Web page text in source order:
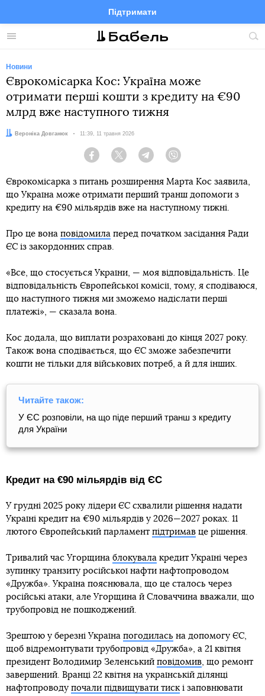
Меню
Підтримати
FacebookTelegramTwitter
Новини
Єврокомісарка Кос: Україна може
отримати перші кошти з кредиту на €90
млрд вже наступного тижня
Автор:Вероніка Довганюк Дата:
11:39, 11 травня 2026
Facebook Twitter Telegram
Єврокомісарка з питань розширення Марта Кос заявила,
що Україна може отримати перший транш допомоги з
кредиту на €90 мільярдів вже на наступному тижні.
Про це вона повідомила перед початком засідання Ради
ЄС із закордонних справ.
«Все, що стосується України, — моя відповідальність. Це
відповідальність Європейської комісії, тому, я сподіваюся,
що наступного тижня ми зможемо надіслати перші
платежі», — сказала вона.
Кос додала, що виплати розраховані до кінця 2027 року.
Також вона сподівається, що ЄС зможе забезпечити
кошти не тільки для військових потреб, а й для інших.
Читайте також:
У ЄС розповіли, на що піде перший транш з кредиту
для України
Кредит на €90 мільярдів від ЄС
У грудні 2025 року лідери ЄС схвалили рішення надати
Україні кредит на €90 мільярдів у 2026—2027 роках. 11
лютого Європейський парламент підтримав це рішення.
Тривалий час Угорщина блокувала кредит Україні через
зупинку транзиту російської нафти нафтопроводом
«Дружба». Україна пояснювала, що це сталось через
російські атаки, але Угорщина й Словаччина вважали, що
трубопровід не пошкоджений.
Зрештою у березні Україна погодилась на допомогу ЄС,
щоб відремонтувати трубопровід «Дружба», а 21 квітня
президент Володимир Зеленський повідомив, що ремонт
завершений. Вранці 22 квітня на українській ділянці
нафтопроводу почали підвищувати тиск і заповнювати